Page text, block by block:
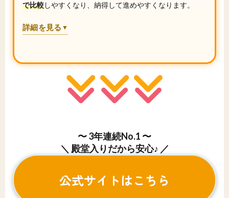
で比較しやすくなり、納得して進めやすくなります。
詳細を見る ▼
〜 3年連続No.1 〜
＼ 殿堂入りだから安心♪ ／
公式サイトはこちら